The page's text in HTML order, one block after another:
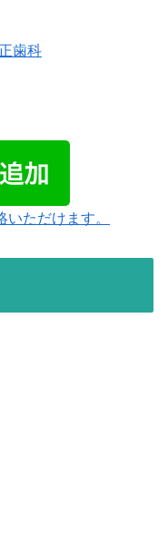
歯科
ただけます。